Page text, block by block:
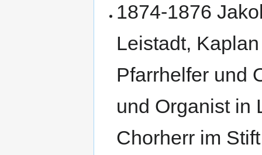
1874-1876
Leistadt,
Pfarrhelfer und
und Organist in
Chorherr im